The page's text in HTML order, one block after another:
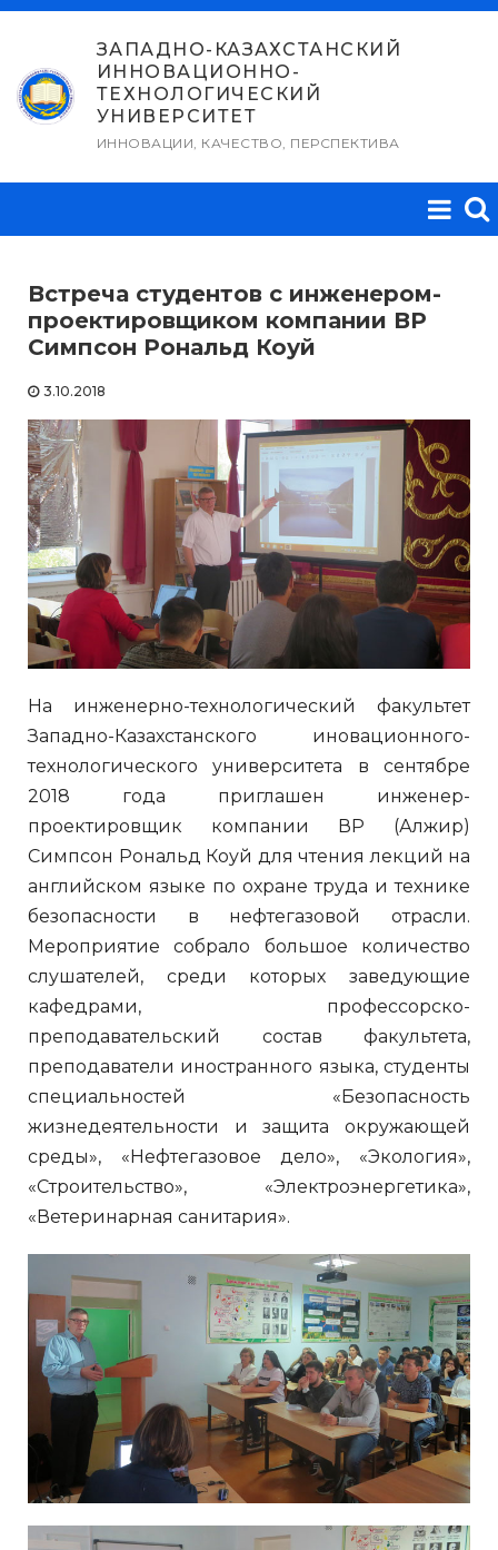
Перейти
содержимому
ЗАПАДНО-КАЗАХСТАНСКИЙ
ИННОВАЦИОННО-
ТЕХНОЛОГИЧЕСКИЙ
УНИВЕРСИТЕТ
ИННОВАЦИИ, КАЧЕСТВО, ПЕРСПЕКТИВА
Встреча студентов с инженером-
проектировщиком компании ВР
Симпсон Рональд Коуй
3.10.2018
На инженерно-технологический факультет
Западно-Казахстанского иновационного-
технологического университета в сентябре
2018 года приглашен инженер-
проектировщик компании ВР (Алжир)
Симпсон Рональд Коуй для чтения лекций на
английском языке по охране труда и технике
безопасности в нефтегазовой отрасли.
Мероприятие собрало большое количество
слушателей, среди которых заведующие
кафедрами, профессорско-
преподавательский состав факультета,
преподаватели иностранного языка, студенты
специальностей «Безопасность
жизнедеятельности и защита окружающей
среды», «Нефтегазовое дело», «Экология»,
«Строительство», «Электроэнергетика»,
«Ветеринарная санитария».